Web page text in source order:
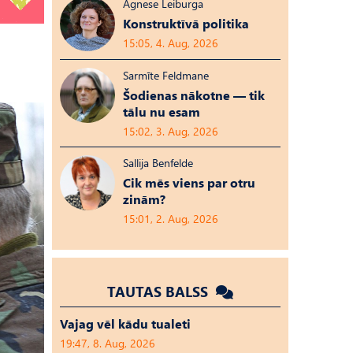
Agnese Leiburga
Konstruktīvā politika
15:05, 4. Aug, 2026
Sarmīte Feldmane
Šodienas nākotne — tik
tālu nu esam
15:02, 3. Aug, 2026
Sallija Benfelde
Cik mēs viens par otru
zinām?
15:01, 2. Aug, 2026
TAUTAS BALSS
Vajag vēl kādu tualeti
19:47, 8. Aug, 2026